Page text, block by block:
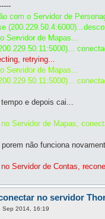
com o Servidor de
Servidor de Mapas...
retrying...
Servidor de Mapas...
e depois cai...
Servidor de Mapas,
não funciona
Servidor de Contas,
no servidor
Sep 2014, 16:19